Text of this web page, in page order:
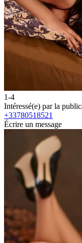
1-4
Intéressé(e) par la
+33780518521
Écrire un message